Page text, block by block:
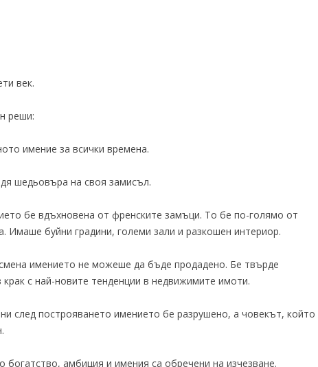
век.
реши:
имение за всички времена.
шедьовъра на своя замисъл.
бе вдъхновена от френските замъци. То бе по-голямо от
Имаше буйни градини, големи зали и разкошен интериор.
имението не можеше да бъде продадено. Бе твърде
с най-новите тенденции в недвижимите имоти.
след построяването имението бе разрушено, а човекът, който
богатство, амбиция и имения са обречени на изчезване.